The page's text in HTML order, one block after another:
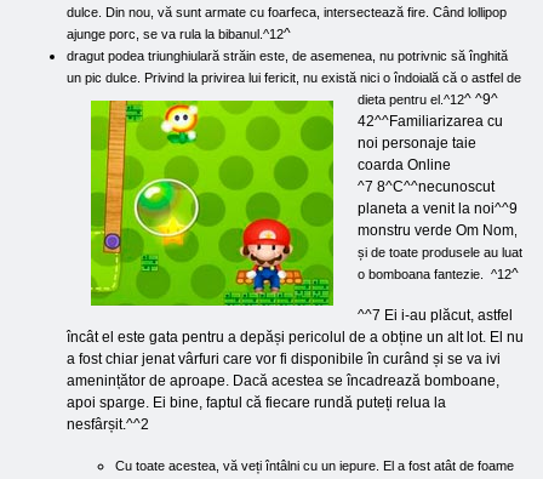
dulce. Din nou, vă sunt armate cu foarfeca, intersectează fire. Când lollipop
ajunge porc, se va rula la bibanul.^12^
dragut podea triunghiulară străin este, de asemenea, nu potrivnic să înghită
un pic dulce. Privind la privirea lui fericit, nu există nici o îndoială că o astfel de
dieta pentru el.^12^ ^9^
42^^Familiarizarea cu
noi personaje taie
coarda Online
^7 8^C^^necunoscut
planeta a venit la noi^^9
monstru verde Om Nom,
și de toate produsele au luat
o bomboana fantezie. ^12^
^^7 Ei i-au plăcut, astfel
încât el este gata pentru a depăși pericolul de a obține un alt lot. El nu
a fost chiar jenat vârfuri care vor fi disponibile în curând și se va ivi
amenințător de aproape. Dacă acestea se încadrează bomboane,
apoi sparge. Ei bine, faptul că fiecare rundă puteți relua la
nesfârșit.^^2
Cu toate acestea, vă veți întâlni cu un iepure. El a fost atât de foame